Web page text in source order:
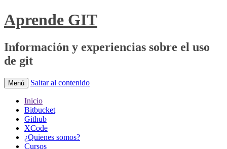
Aprende GIT
Información y experiencias sobre el uso
de git
Menú Saltar al contenido
Inicio
Bitbucket
Github
XCode
¿Quienes somos?
Cursos